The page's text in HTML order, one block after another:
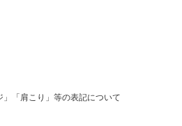
「肩こり」等の表記について